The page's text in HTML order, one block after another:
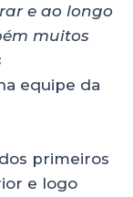
e ao longo
muitos
equipe da
primeiros
e logo